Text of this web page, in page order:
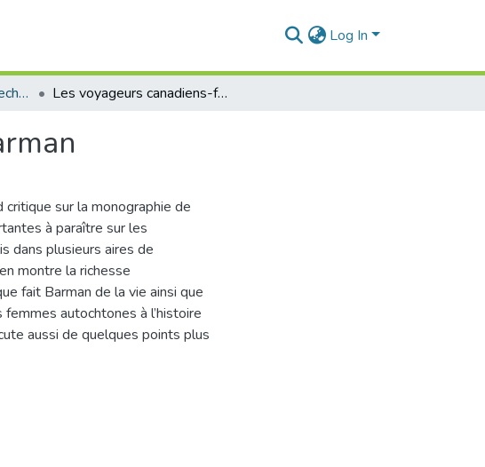
Log In
Chaires et groupes de recherche Les voyageurs canadiens-français de Jean Barman
sur la monographie de
à paraître sur les
dans plusieurs aires de
montre la richesse
fait Barman de la vie ainsi que
autochtones à l’histoire
aussi de quelques points plus